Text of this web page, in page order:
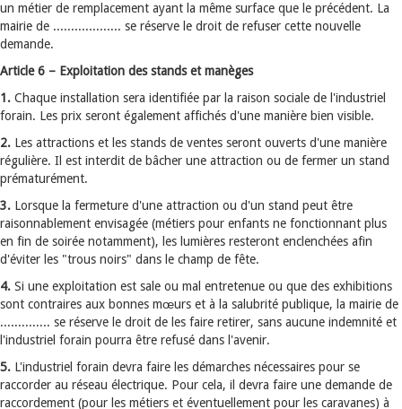
un métier de remplacement ayant la même surface que le précédent. La
mairie de ................... se réserve le droit de refuser cette nouvelle
demande.
Article 6 – Exploitation des stands et manèges
1. Chaque installation sera identifiée par la raison sociale de l'industriel
forain. Les prix seront également affichés d'une manière bien visible.
2. Les attractions et les stands de ventes seront ouverts d'une manière
régulière. Il est interdit de bâcher une attraction ou de fermer un stand
prématurément.
3. Lorsque la fermeture d'une attraction ou d'un stand peut être
raisonnablement envisagée (métiers pour enfants ne fonctionnant plus
en fin de soirée notamment), les lumières resteront enclenchées afin
d'éviter les "trous noirs" dans le champ de fête.
4. Si une exploitation est sale ou mal entretenue ou que des exhibitions
sont contraires aux bonnes mœurs et à la salubrité publique, la mairie de
.............. se réserve le droit de les faire retirer, sans aucune indemnité et
l'industriel forain pourra être refusé dans l'avenir.
5. L'industriel forain devra faire les démarches nécessaires pour se
raccorder au réseau électrique. Pour cela, il devra faire une demande de
raccordement (pour les métiers et éventuellement pour les caravanes) à